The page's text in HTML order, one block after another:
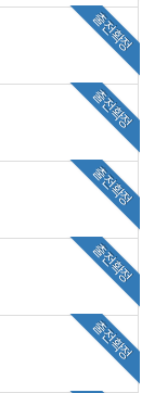
출전확정
출전확정
출전확정
출전확정
출전확정